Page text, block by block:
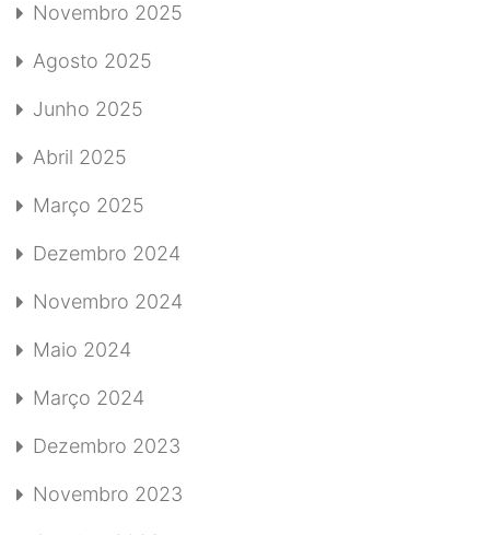
Novembro 2025
Agosto 2025
Junho 2025
Abril 2025
Março 2025
Dezembro 2024
Novembro 2024
Maio 2024
Março 2024
Dezembro 2023
Novembro 2023